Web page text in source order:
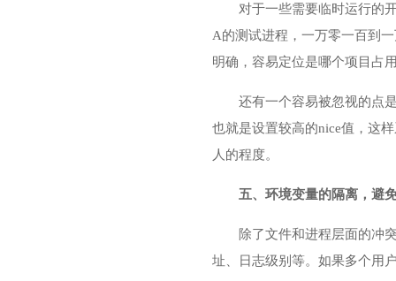
对于一些需要临时运行的
A的测试进程，一万零一百到
明确，容易定位是哪个项目占
还有一个容易被忽视的点
也就是设置较高的nice值，这
人的程度。
五、环境变量的隔离，避
除了文件和进程层面的冲
址、日志级别等。如果多个用